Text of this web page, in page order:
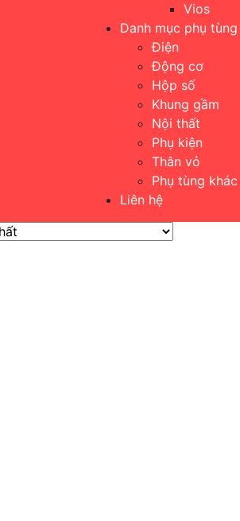
Vios
Danh mục phụ tùng
Điện
Động cơ
Hộp số
Khung gầm
Nội thất
Phụ kiện
Thân vỏ
Phụ tùng khác
Liên hệ